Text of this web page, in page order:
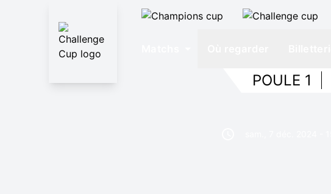
POULE 1